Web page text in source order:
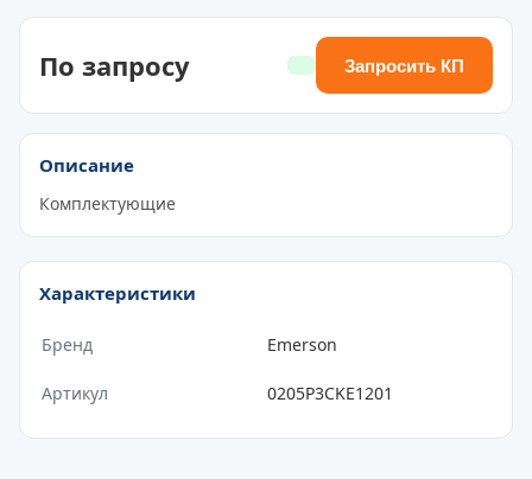
По запросу Запросить КП
Описание
Комплектующие
Характеристики
Бренд Emerson
Артикул 0205P3CKE1201